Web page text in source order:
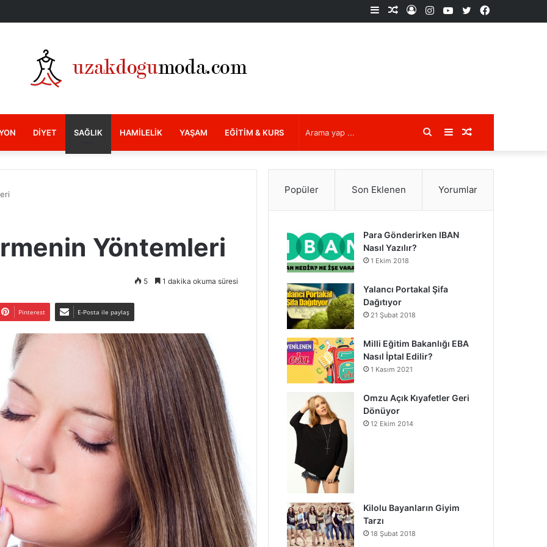
Facebook
X
YouTube
Instagram
Kayıt
Rastgele
Kenar
DIYET SAĞLIK HAMILELIK YAŞAM EĞITIM & KURS Rastgele
Makale
Kenar
Bölmesi
Arama
yap
Yöntemleri
5 1 dakika okuma süresi
Pinterest E-Posta ile paylaş
Popüler Son Eklenen Yorumlar
Para Gönderirken IBAN
Nasıl Yazılır?
1 Ekim 2018
Yalancı Portakal Şifa
Dağıtıyor
21 Şubat 2018
Milli Eğitim Bakanlığı EBA
Nasıl İptal Edilir?
1 Kasım 2021
Omzu Açık Kıyafetler Geri
Dönüyor
12 Ekim 2014
Kilolu Bayanların Giyim
Tarzı
18 Şubat 2018